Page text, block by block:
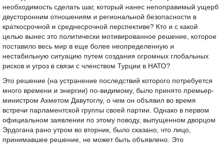
необходимость сделать шаг, который нанес непоправимый ущерб
двусторонним отношениям и региональной безопасности в
краткосрочной и среднесрочной перспективе? Кто и с какой
целью вынес это политически мотивированное решение, которое
поставило весь мир в еще более неопределенную и
нестабильную ситуацию путем создания огромных глобальных
рисков и угроз в связи с членством Турции в НАТО?
Это решение (на устранение последствий которого потребуется
много времени и энергии) по-видимому, было принято премьер-
министром Ахметом Давутоглу, о чем он объявил во время
встречи парламентской группы своей партии. Однако в первом
официальном заявлении по этому поводу, выпущенном дворцом
Эрдогана рано утром во вторник, было сказано, что лицо,
принимавшее решение, не может быть объявлено. Это